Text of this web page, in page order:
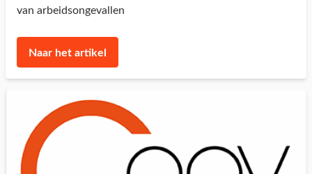
van arbeidsongevallen
Naar het artikel